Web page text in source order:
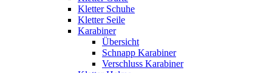
Kletter Schuhe
Kletter Seile
Karabiner
Übersicht
Schnapp Karabiner
Verschluss Karabiner